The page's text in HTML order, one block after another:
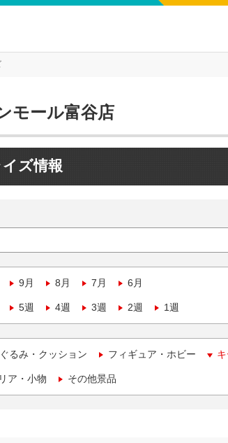
モール富谷店
ズ情報
9月 8月 7月 6月
5週 4週 3週 2週 1週
るみ・クッション フィギュア・ホビー
ア・小物 その他景品